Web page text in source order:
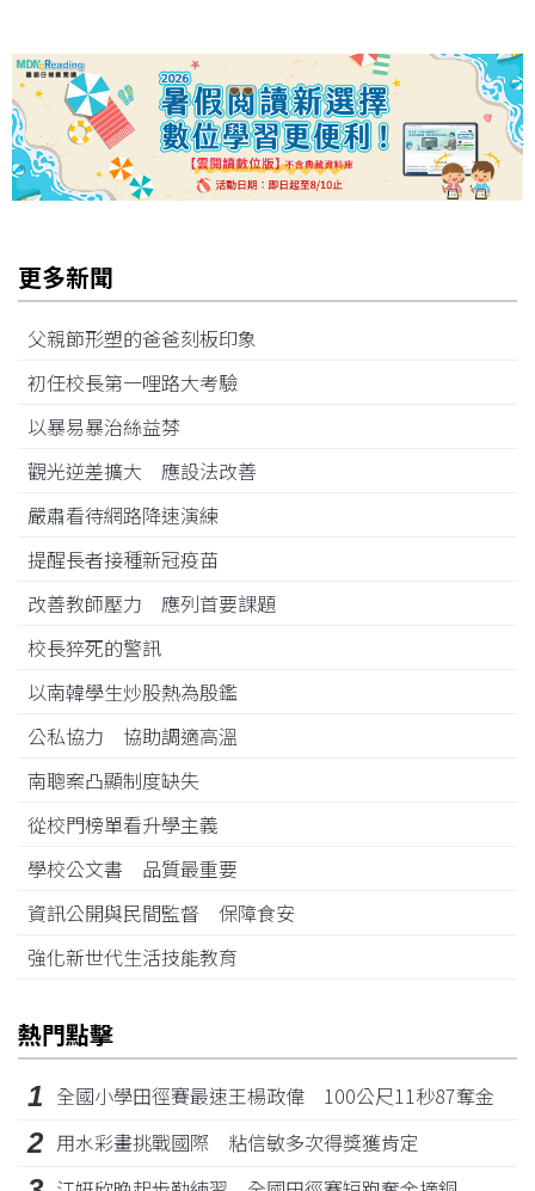
更多新聞
父親節形塑的爸爸刻板印象
初任校長第一哩路大考驗
以暴易暴治絲益棼
觀光逆差擴大 應設法改善
嚴肅看待網路降速演練
提醒長者接種新冠疫苗
改善教師壓力 應列首要課題
校長猝死的警訊
以南韓學生炒股熱為殷鑑
公私協力 協助調適高溫
南聰案凸顯制度缺失
從校門榜單看升學主義
學校公文書 品質最重要
資訊公開與民間監督 保障食安
強化新世代生活技能教育
熱門點擊
1 全國小學田徑賽最速王楊政偉 100公尺11秒87奪金
2 用水彩畫挑戰國際 粘信敏多次得獎獲肯定